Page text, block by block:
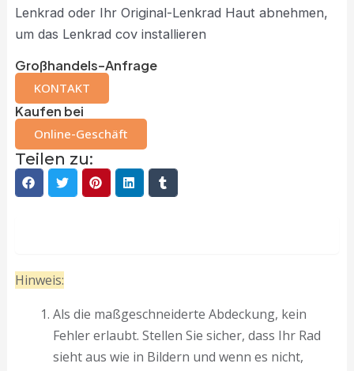
Lenkrad oder Ihr Original-Lenkrad Haut abnehmen,
um das Lenkrad cov installieren
Großhandels-Anfrage
KONTAKT
Kaufen bei
Online-Geschäft
Teilen zu:
Hinweis:
Als die maßgeschneiderte Abdeckung, kein
Fehler erlaubt. Stellen Sie sicher, dass Ihr Rad
sieht aus wie in Bildern und wenn es nicht,